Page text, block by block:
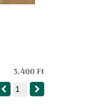
3.400 Ft